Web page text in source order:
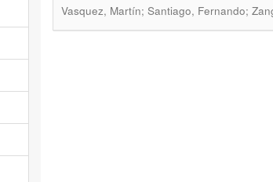
Vasquez, Martín; Santiago, Fernando;